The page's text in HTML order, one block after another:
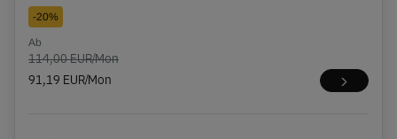
-20%
Ab
114,00 EUR/Mon
91,19 EUR/Mon